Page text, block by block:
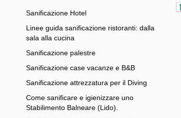
Sanificazione Hotel
Linee guida sanificazione ristoranti: dalla
sala alla cucina
Sanificazione palestre
Sanificazione case vacanze e B&B
Sanificazione attrezzatura per il Diving
Come sanificare e igienizzare uno
Stabilimento Balneare (Lido).